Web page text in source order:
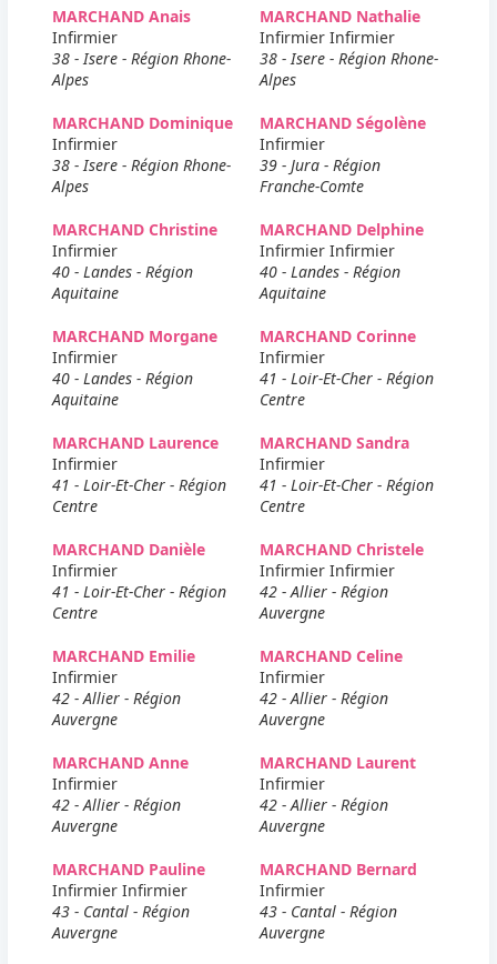
MARCHAND Anais
Infirmier
38 - Isere - Région Rhone-
Alpes
MARCHAND Nathalie
Infirmier Infirmier
38 - Isere - Région Rhone-
Alpes
MARCHAND Dominique
Infirmier
38 - Isere - Région Rhone-
Alpes
MARCHAND Ségolène
Infirmier
39 - Jura - Région
Franche-Comte
MARCHAND Christine
Infirmier
40 - Landes - Région
Aquitaine
MARCHAND Delphine
Infirmier Infirmier
40 - Landes - Région
Aquitaine
MARCHAND Morgane
Infirmier
40 - Landes - Région
Aquitaine
MARCHAND Corinne
Infirmier
41 - Loir-Et-Cher - Région
Centre
MARCHAND Laurence
Infirmier
41 - Loir-Et-Cher - Région
Centre
MARCHAND Sandra
Infirmier
41 - Loir-Et-Cher - Région
Centre
MARCHAND Danièle
Infirmier
41 - Loir-Et-Cher - Région
Centre
MARCHAND Christele
Infirmier Infirmier
42 - Allier - Région
Auvergne
MARCHAND Emilie
Infirmier
42 - Allier - Région
Auvergne
MARCHAND Celine
Infirmier
42 - Allier - Région
Auvergne
MARCHAND Anne
Infirmier
42 - Allier - Région
Auvergne
MARCHAND Laurent
Infirmier
42 - Allier - Région
Auvergne
MARCHAND Pauline
Infirmier Infirmier
43 - Cantal - Région
Auvergne
MARCHAND Bernard
Infirmier
43 - Cantal - Région
Auvergne